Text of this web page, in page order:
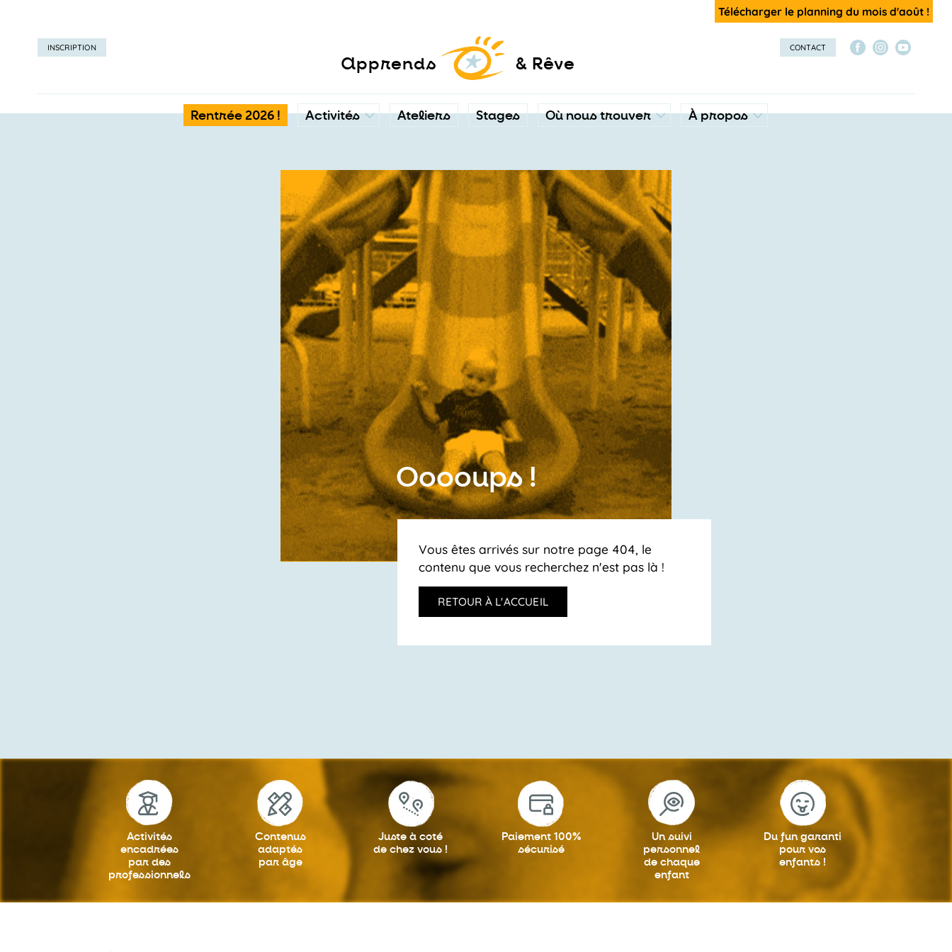
Télécharger le planning du mois d'août !
apprends & Rêve
Rentrée 2026 ! Activités Ateliers Stages Où nous trouver À propos
CONTACT
INSCRIPTION
Ooooups !
Vous êtes arrivés sur notre page 404, le
contenu que vous recherchez n'est pas là !
RETOUR À L'ACCUEIL
Activités
encadrées
par des
professionnels
Contenus
adaptés
par âge
Juste à coté
de chez vous !
Paiement 100%
sécurisé
Un suivi
personnel
de chaque
enfant
Du fun garanti
pour vos
enfants !